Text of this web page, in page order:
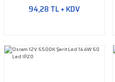
94,28 TL + KDV